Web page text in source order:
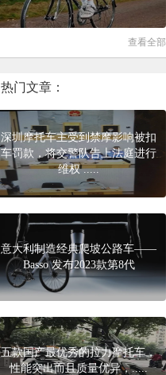
查看全部
热门文章：
深圳摩托车主受到禁摩影响被扣
车罚款，将交警队告上法庭进行
维权 .....
意大利制造经典爬坡公路车——
Basso 发布2023款第8代
五款国产最优秀的拉力摩托车，
性能突出而且质量优异，.....